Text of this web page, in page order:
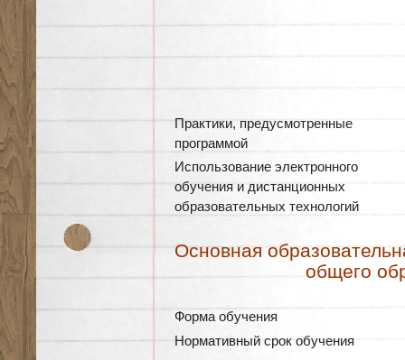
Практики, предусмотренные
программой
Использование электронного
обучения и дистанционных
образовательных технологий
Основная
общего
Форма обучения
Нормативный срок обучения